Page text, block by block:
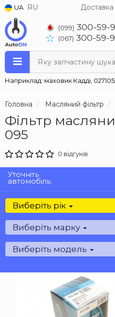
UA RU Доставка
(099) 300-59-
(067) 300-59-
Яку запчастину
Наприклад: маховик Кадді,
Головна Масляний фільтр
Фільтр
095
0 відгуків
Уточніть
автомобіль:
Виберіть рік
Виберіть марку
Виберіть модель